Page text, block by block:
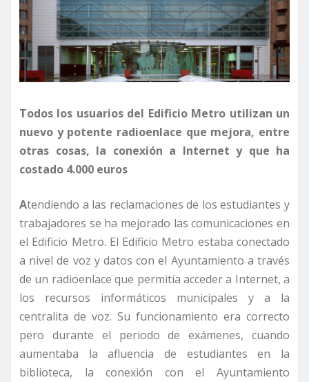
Todos los usuarios del Edificio Metro utilizan un
nuevo y potente radioenlace que mejora, entre
otras cosas, la conexión a Internet y que ha
costado 4.000 euros
Atendiendo a las reclamaciones de los estudiantes y
trabajadores se ha mejorado las comunicaciones en
el Edificio Metro. El Edificio Metro estaba conectado
a nivel de voz y datos con el Ayuntamiento a través
de un radioenlace que permitía acceder a Internet, a
los recursos informáticos municipales y a la
centralita de voz. Su funcionamiento era correcto
pero durante el periodo de exámenes, cuando
aumentaba la afluencia de estudiantes en la
biblioteca, la conexión con el Ayuntamiento